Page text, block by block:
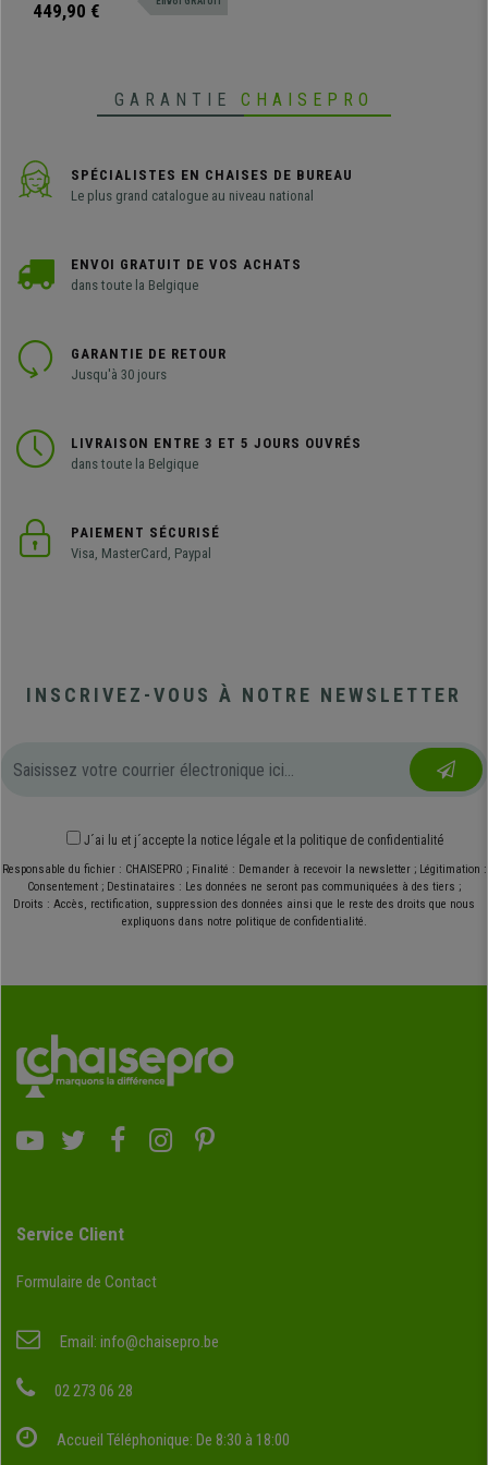
et résistant. Disponible en
449,90 €
GARANTIE CHAISEPRO
SPÉCIALISTES EN CHAISES DE BUREAU
Le plus grand catalogue au niveau national
ENVOI GRATUIT DE VOS ACHATS
dans toute la Belgique
GARANTIE DE RETOUR
Jusqu'à 30 jours
LIVRAISON ENTRE 3 ET 5 JOURS OUVRÉS
dans toute la Belgique
PAIEMENT SÉCURISÉ
Visa, MasterCard, Paypal
INSCRIVEZ-VOUS À NOTRE NEWSLETTER
J´ai lu et j´accepte la notice légale et la politique de confidentialité
Responsable du fichier : CHAISEPRO ; Finalité : Demander à recevoir la newsletter ; Légitimation :
Consentement ; Destinataires : Les données ne seront pas communiquées à des tiers ;
Droits : Accès, rectification, suppression des données ainsi que le reste des droits que nous
expliquons dans notre politique de confidentialité.
Service Client
Formulaire de Contact
Email: info@chaisepro.be
02 273 06 28
Accueil Téléphonique: De 8:30 à 18:00